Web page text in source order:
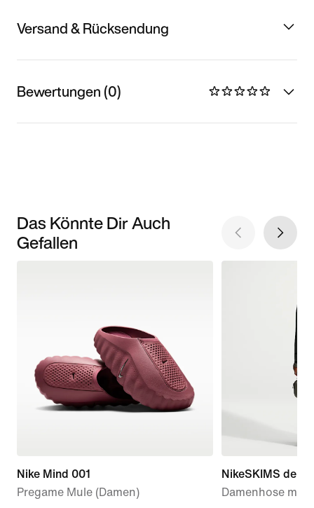
Versand & Rücksendung
Bewertungen (0)
Das Könnte Dir Auch
Gefallen
Nike Mind 001
Pregame Mule (Damen)
NikeSKIMS
Damenhose mit